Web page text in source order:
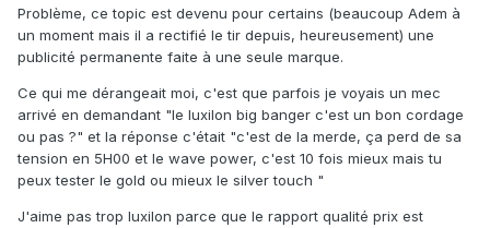
Problème, ce topic est devenu pour certains (beaucoup Adem à
un moment mais il a rectifié le tir depuis, heureusement) une
publicité permanente faite à une seule marque.
Ce qui me dérangeait moi, c'est que parfois je voyais un mec
arrivé en demandant "le luxilon big banger c'est un bon cordage
ou pas ?" et la réponse c'était "c'est de la merde, ça perd de sa
tension en 5H00 et le wave power, c'est 10 fois mieux mais tu
peux tester le gold ou mieux le silver touch "
J'aime pas trop luxilon parce que le rapport qualité prix est